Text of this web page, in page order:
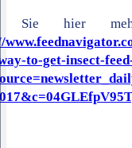
Sie hier
to-get-insect-